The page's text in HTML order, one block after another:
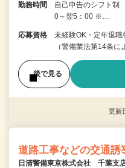
勤務時間
自己申告のシフト制
0～翌5：00 ※…
応募資格
未経験OK・定年退
（警備業法第14条
後で見る
更新
道路工事などの交通誘
日清警備東京株式会社 千葉支